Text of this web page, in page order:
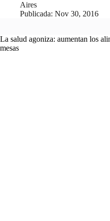
Aires
Publicada: Nov 30, 2016
La salud agoniza: aumentan los
mesas